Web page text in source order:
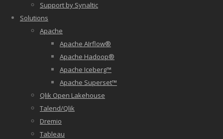
Support by Synaltic
Solutions
Apache
Apache AIrflow®
Apache Hadoop®
Apache Iceberg™
Apache Superset™
Qlik Open Lakehouse
Talend/Qlik
Dremio
Tableau